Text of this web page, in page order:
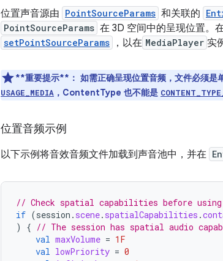
位置声音源由 PointSourceParams 和关联的
PointSourceParams 在 3D 空间中的呈现位置。
setPointSourceParams ，以在 MediaPlayer 实
**重要提示**： 如需正确呈现位置音频，文件必须是
USAGE_MEDIA ，ContentType 也不能是
位置音频示例
以下示例将音效音频文件加载到声音池中，并在
// Check spatial capabilities before
if (session . scene. spatialCapabilities .
)
{ // The session has spatial audio
val maxVolume = 1F
val lowPriority = 0